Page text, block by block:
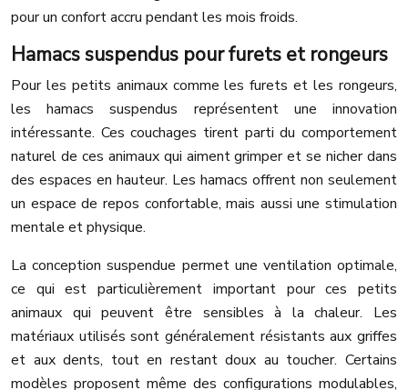
pour un confort accru pendant les mois froids.
Hamacs suspendus pour furets et rongeurs
Pour les petits animaux comme les furets et les rongeurs,
les hamacs suspendus représentent une innovation
intéressante. Ces couchages tirent parti du comportement
naturel de ces animaux qui aiment grimper et se nicher dans
des espaces en hauteur. Les hamacs offrent non seulement
un espace de repos confortable, mais aussi une stimulation
mentale et physique.
La conception suspendue permet une ventilation optimale,
ce qui est particulièrement important pour ces petits
animaux qui peuvent être sensibles à la chaleur. Les
matériaux utilisés sont généralement résistants aux griffes
et aux dents, tout en restant doux au toucher. Certains
modèles proposent même des configurations modulables,